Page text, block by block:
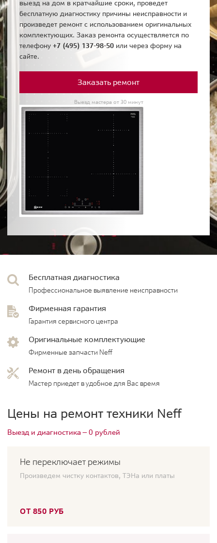
выезд на дом в кратчайшие сроки, проведет
бесплатную диагностику причины неисправности и
произведет ремонт с использованием оригинальных
комплектующих. Заказ ремонта осуществляется по
телефону +7 (495) 137-98-50 или через форму на
сайте.
Заказать ремонт
Выезд мастера от 30 минут
Бесплатная диагностика
Профессиональное выявление неисправности
Фирменная гарантия
Гарантия сервисного центра
Оригинальные комплектующие
Фирменные запчасти Neff
Ремонт в день обращения
Мастер приедет в удобное для Вас время
Цены на ремонт техники Neff
Выезд и диагностика — 0 рублей
Не переключает режимы
Произведем чистку контактов, ТЭНа или платы
ОТ 850 РУБ